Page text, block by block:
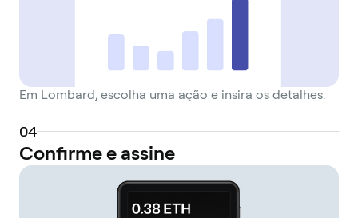
Em Lombard, escolha uma ação e insira os detalhes.
04
Confirme e assine